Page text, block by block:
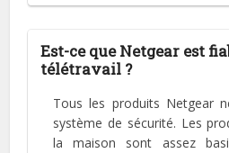
Est-ce que Netgear est
télétravail ?
Tous les produits Netgear
système de sécurité. Les
la maison sont assez